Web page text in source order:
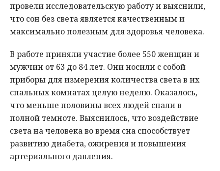
провели исследовательскую работу и выяснили,
что сон без света является качественным и
максимально полезным для здоровья человека.
В работе приняли участие более 550 женщин и
мужчин от 63 до 84 лет. Они носили с собой
приборы для измерения количества света в их
спальных комнатах целую неделю. Оказалось,
что меньше половины всех людей спали в
полной темноте. Выяснилось, что воздействие
света на человека во время сна способствует
развитию диабета, ожирения и повышения
артериального давления.